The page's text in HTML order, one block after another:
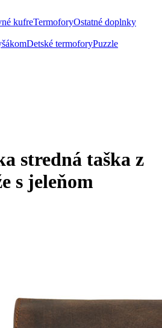
kufreTermoforyOstatné doplnky
Detské termoforyPuzzle
stredná taška z
s jeleňom